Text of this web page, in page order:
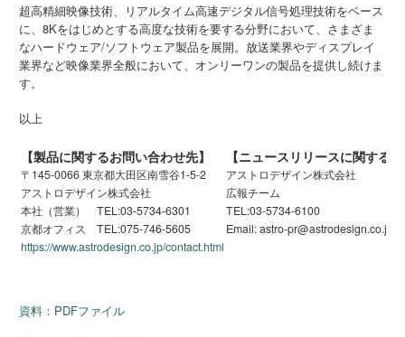
超高精細映像技術、リアルタイム高速デジタル信号処理技術をベース
に、8Kをはじめとする高度な技術を要する分野において、さまざま
なハードウェア/ソフトウェア製品を展開。放送業界やディスプレイ
業界など映像業界全般において、オンリーワンの製品を提供し続けま
す。
以上
【製品に関するお問い合わせ先】
〒145-0066 東京都大田区南雪谷1-5-2
アストロデザイン株式会社
本社（営業） TEL:03-5734-6301
京都オフィス TEL:075-746-5605
https://www.astrodesign.co.jp/contact.html
【ニュースリリースに関する
アストロデザイン株式会社
広報チーム
TEL:03-5734-6100
Email: astro-pr@astrodesign.co.jp
資料：PDFファイル